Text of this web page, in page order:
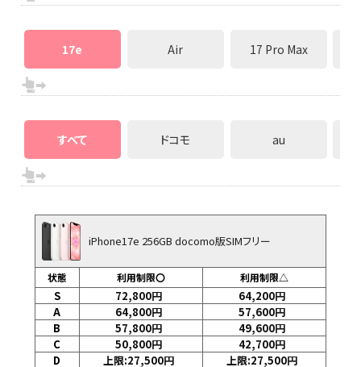
17e Air 17 Pro Max
すべて ドコモ au
iPhone17e 256GB docomo版SIMフリー
状態 利用制限〇 利用制限△
S 72,800円 64,200円
A
64,800円 57,600円
B
57,800円 49,600円
C
50,800円 42,700円
D
上限:27,500円 上限:27,500円